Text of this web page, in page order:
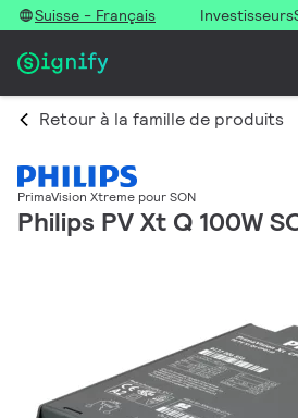
Suisse - Français Investisseurs
Retour à la famille de produits
PrimaVision Xtreme pour SON
Philips PV Xt Q 100W